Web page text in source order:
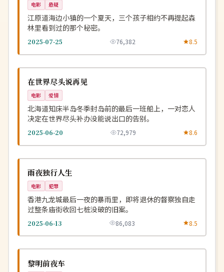
电影 悬疑
江原道海边小镇的一个夏天，三个孩子相约不再提起森
林里看到过的那个秘密。
2025-07-25 76,382 8.5
日本
在世界尽头说再见
电影 爱情
北海道知床半岛冬季封岛前的最后一班船上，一对恋人
决定在世界尽头补办没能说出口的告别。
2025-06-20 72,979 8.6
中国
雨夜独行人生
电影 犯罪
香港九龙城最后一夜的暴雨里，即将退休的督察独自走
过整条庙街收回七桩没破的旧案。
2025-06-13 86,083 8.5
韩国
黎明前夜车